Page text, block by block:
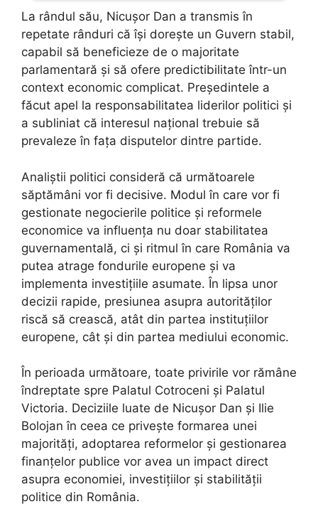
La rândul său, Nicușor Dan a transmis în
repetate rânduri că își dorește un Guvern stabil,
capabil să beneficieze de o majoritate
parlamentară și să ofere predictibilitate într-un
context economic complicat. Președintele a
făcut apel la responsabilitatea liderilor politici și
a subliniat că interesul național trebuie să
prevaleze în fața disputelor dintre partide.
Analiștii politici consideră că următoarele
săptămâni vor fi decisive. Modul în care vor fi
gestionate negocierile politice și reformele
economice va influența nu doar stabilitatea
guvernamentală, ci și ritmul în care România va
putea atrage fondurile europene și va
implementa investițiile asumate. În lipsa unor
decizii rapide, presiunea asupra autorităților
riscă să crească, atât din partea instituțiilor
europene, cât și din partea mediului economic.
În perioada următoare, toate privirile vor rămâne
îndreptate spre Palatul Cotroceni și Palatul
Victoria. Deciziile luate de Nicușor Dan și Ilie
Bolojan în ceea ce privește formarea unei
majorități, adoptarea reformelor și gestionarea
finanțelor publice vor avea un impact direct
asupra economiei, investițiilor și stabilității
politice din România.